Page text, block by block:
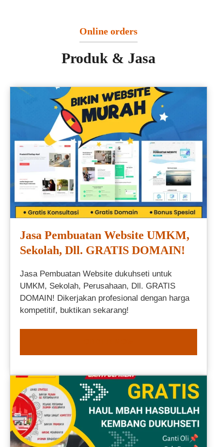
Online orders
Produk & Jasa
Jasa Pembuatan Website UMKM,
Sekolah, Dll. GRATIS DOMAIN!
Jasa Pembuatan Website dukuhseti untuk
UMKM, Sekolah, Perusahaan, Dll. GRATIS
DOMAIN! Dikerjakan profesional dengan harga
kompetitif, buktikan sekarang!